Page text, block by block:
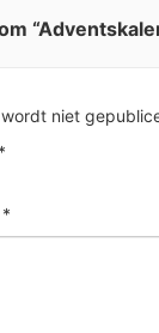
niet
*
*